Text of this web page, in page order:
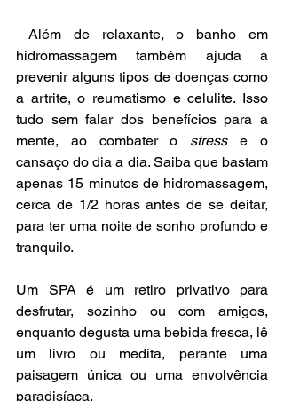
hidromassagem também ajuda a
prevenir alguns tipos de doenças como
a artrite, o reumatismo e celulite. Isso
tudo sem falar dos benefícios para a
mente, ao combater o stress e o
cansaço do dia a dia. Saiba que bastam
apenas 15 minutos de hidromassagem,
cerca de 1/2 horas antes de se deitar,
para ter uma noite de sonho profundo e
tranquilo.
Um SPA é um retiro privativo para
desfrutar, sozinho ou com amigos,
enquanto degusta uma bebida fresca, lê
um livro ou medita, perante uma
paisagem única ou uma envolvência
paradisíaca.